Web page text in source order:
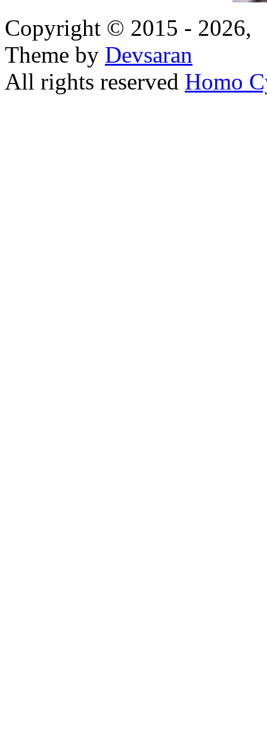
Copyright © 2015 - 2026,
Theme by Devsaran
All rights reserved Homo